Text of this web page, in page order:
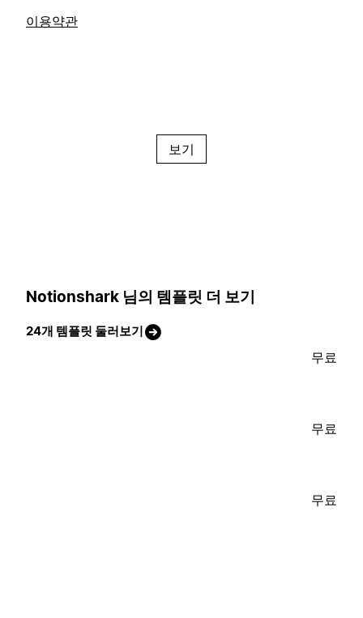
이용약관
보기
Notionshark 님의 템플릿 더 보기
24개 템플릿 둘러보기
무료
무료
무료